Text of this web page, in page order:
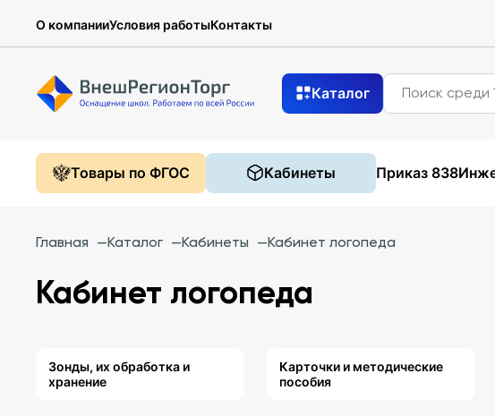
О компанииУсловия работыКонтакты
Каталог
Товары по ФГОС Кабинеты Приказ 838
Главная —Каталог —Кабинеты —Кабинет логопеда
Кабинет логопеда
Зонды, их обработка и
хранение
Карточки и методические
пособия